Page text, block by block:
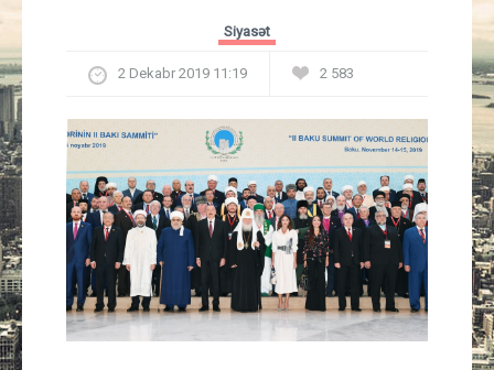
Güney Azərbaycan
Mədəniyyət
Müsahibə
İdman
Siyasət
2 Dekabr 2019 11:19 2 583